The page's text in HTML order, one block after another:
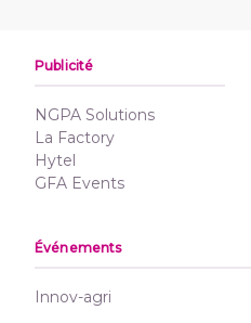
Publicité
NGPA Solutions
La Factory
Hytel
GFA Events
Événements
Innov-agri